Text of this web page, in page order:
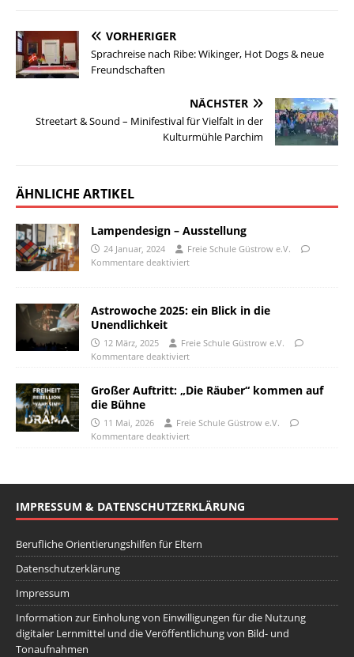
VORHERIGER
Sprachreise nach Ribe: Wikinger, Hot Dogs & neue
Freundschaften
NÄCHSTER
Streetart & Sound – Minifestival für Vielfalt in der
Kulturmühle Parchim
ÄHNLICHE ARTIKEL
Lampendesign – Ausstellung
24 Januar, 2024
Freie Schule Güstrow e.V.
Kommentare deaktiviert
Astrowoche 2025: ein Blick in die
Unendlichkeit
12 März, 2025
Freie Schule Güstrow e.V.
Kommentare deaktiviert
Großer Auftritt: „Die Räuber“ kommen auf
die Bühne
11 Mai, 2026
Freie Schule Güstrow e.V.
Kommentare deaktiviert
IMPRESSUM & DATENSCHUTZERKLÄRUNG
Berufliche Orientierungshilfen für Eltern
Datenschutzerklärung
Impressum
Information zur Einholung von Einwilligungen für die Nutzung
digitaler Lernmittel und die Veröffentlichung von Bild- und
Tonaufnahmen